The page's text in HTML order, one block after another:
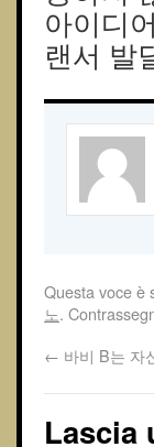
아이디
랜서 발
Questa voce è
노.
← 바비 B는 자
Lascia